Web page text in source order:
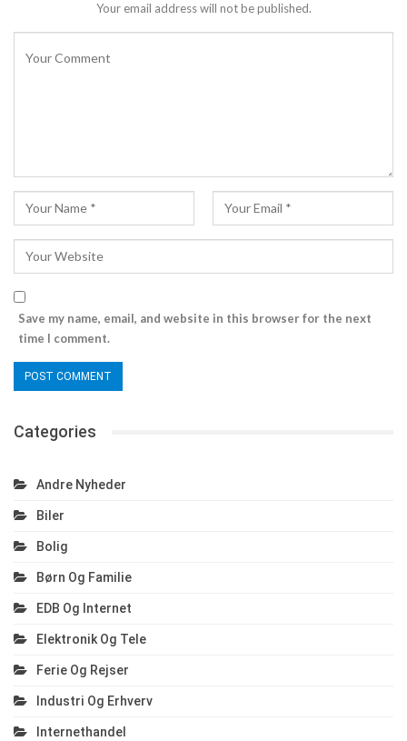
Your email address will not be published.
Save my name, email, and website in this browser for the next
time I comment.
Categories
Andre Nyheder
Biler
Bolig
Børn Og Familie
EDB Og Internet
Elektronik Og Tele
Ferie Og Rejser
Industri Og Erhverv
Internethandel